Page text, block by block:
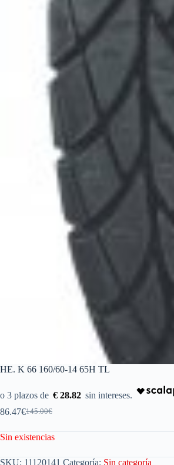
HE. K 66 160/60-14 65H TL
€ 28.82
145.00€
86.47€
Sin existencias
SKU: 11120141 Categoría: Sin categoría